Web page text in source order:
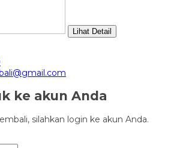
Lihat Detail
ke akun Anda
silahkan login ke akun Anda.